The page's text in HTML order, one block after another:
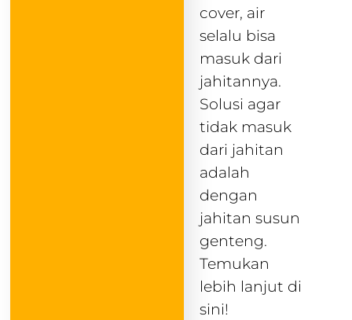
cover, air
selalu bisa
masuk dari
jahitannya.
Solusi agar
tidak masuk
dari jahitan
adalah
dengan
jahitan susun
genteng.
Temukan
lebih lanjut di
sini!